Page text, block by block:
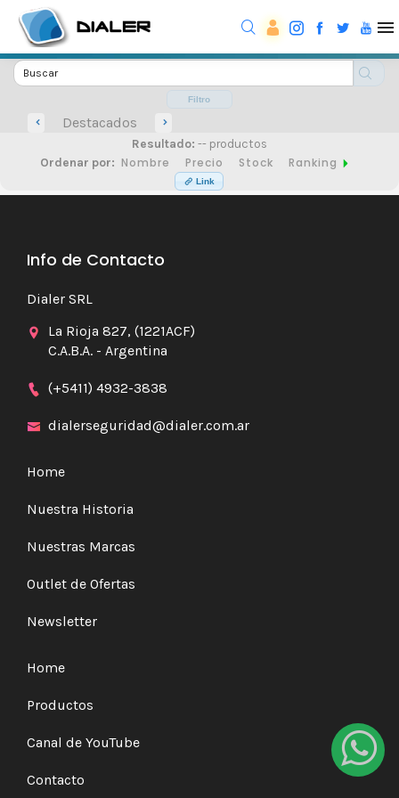
Filtro
Destacados
Resultado: -- productos
Ordenar por: Nombre Precio Stock Ranking
Link
Info de Contacto
Dialer SRL
La Rioja 827, (1221ACF)
C.A.B.A. - Argentina
(+5411) 4932-3838
dialerseguridad@dialer.com.ar
Home
Nuestra Historia
Nuestras Marcas
Outlet de Ofertas
Newsletter
Home
Productos
Canal de YouTube
Contacto